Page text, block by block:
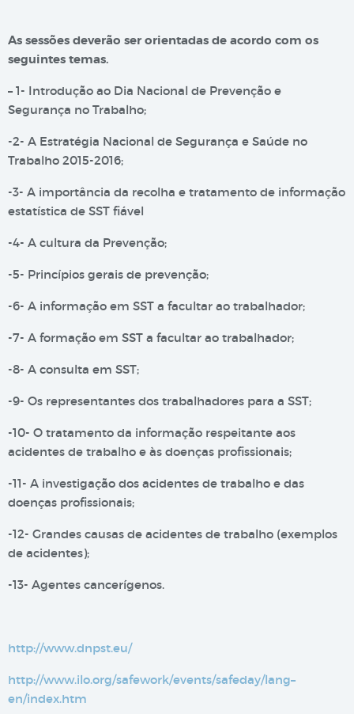
As sessões deverão ser orientadas de acordo com os
seguintes temas.
– 1- Introdução ao Dia Nacional de Prevenção e
Segurança no Trabalho;
-2- A Estratégia Nacional de Segurança e Saúde no
Trabalho 2015-2016;
-3- A importância da recolha e tratamento de informação
estatística de SST fiável
-4- A cultura da Prevenção;
-5- Princípios gerais de prevenção;
-6- A informação em SST a facultar ao trabalhador;
-7- A formação em SST a facultar ao trabalhador;
-8- A consulta em SST;
-9- Os representantes dos trabalhadores para a SST;
-10- O tratamento da informação respeitante aos
acidentes de trabalho e às doenças profissionais;
-11- A investigação dos acidentes de trabalho e das
doenças profissionais;
-12- Grandes causas de acidentes de trabalho (exemplos
de acidentes);
-13- Agentes cancerígenos.
http://www.dnpst.eu/
http://www.ilo.org/safework/events/safeday/lang–
en/index.htm